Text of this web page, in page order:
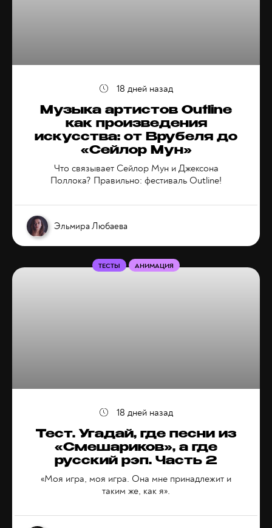
Музыка артистов Outline
как произведения
искусства: от Врубеля до
«Сейлор Мун»
Что связывает Сейлор Мун и Джексона
Поллока? Правильно: фестиваль Outline!
Эльмира Любаева
18 дней назад
Тест. Угадай, где песни из
«Смешариков», а где
русский рэп. Часть 2
«Моя игра, моя игра. Она мне принадлежит и
таким же, как я».
ТЕСТЫ АНИМАЦИЯ
18 дней назад